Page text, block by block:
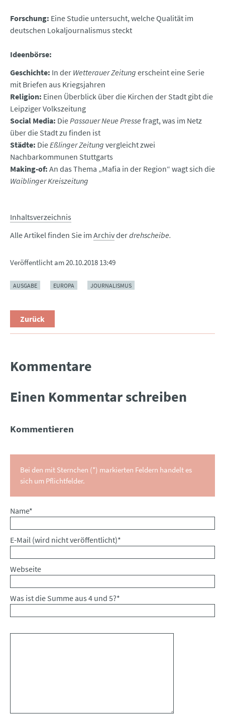
Forschung: Eine Studie untersucht, welche Qualität im
deutschen Lokaljournalismus steckt
Ideenbörse:
Geschichte: In der Wetterauer Zeitung erscheint eine Serie
mit Briefen aus Kriegsjahren
Religion: Einen Überblick über die Kirchen der Stadt gibt die
Leipziger Volkszeitung
Social Media: DiePassauer Neue Presse fragt, was im Netz
über die Stadt zu finden ist
Städte: DieEßlinger Zeitung vergleicht zwei
Nachbarkommunen Stuttgarts
Making-of: An das Thema „Mafia in der Region“ wagt sich die
Waiblinger Kreiszeitung
Inhaltsverzeichnis
Alle Artikel finden Sie im Archivderdrehscheibe.
Veröffentlicht am20.10.2018 13:49
AUSGABE EUROPA JOURNALISMUS
Zurück
Kommentare
Einen Kommentar schreiben
Kommentieren
Bei den mit Sternchen (*) markierten Feldern handelt es
sich um Pflichtfelder.
Pflichtfeld
Name*
Pflichtfeld
E-Mail (wird nicht veröffentlicht)*
Webseite
Was ist die Summe aus 4 und 5?*